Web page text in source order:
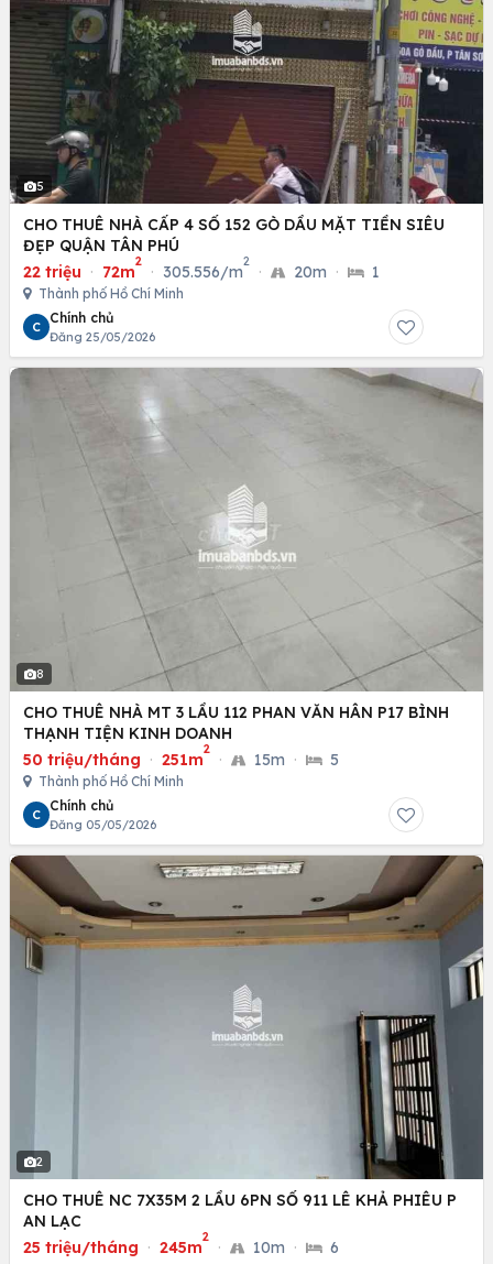
5
CHO THUÊ NHÀ CẤP 4 SỐ 152 GÒ DẦU MẶT TIỀN SIÊU
ĐẸP QUẬN TÂN PHÚ
22 triệu · 72m
2
· 305.556/m
2
· 20m · 1
Thành phố Hồ Chí Minh
C
Chính chủ
Đăng 25/05/2026
8
CHO THUÊ NHÀ MT 3 LẦU 112 PHAN VĂN HÂN P17 BÌNH
THẠNH TIỆN KINH DOANH
50 triệu/tháng · 251m
2
· 15m · 5
Thành phố Hồ Chí Minh
C
Chính chủ
Đăng 05/05/2026
2
CHO THUÊ NC 7X35M 2 LẦU 6PN SỐ 911 LÊ KHẢ PHIÊU P
AN LẠC
25 triệu/tháng · 245m
2
· 10m · 6